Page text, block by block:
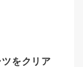
をクリア